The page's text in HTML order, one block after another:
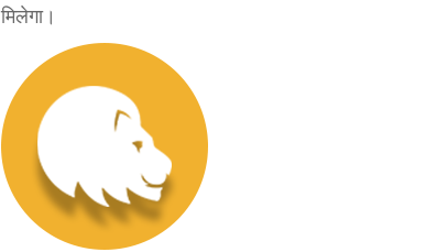
मिलेगा।
बड़े अंतर से जीत हासिल करुँंगी –रेणु दाहाल
6 months ago
काठमांडू, फागुन ४ – चितवन क्षेत्र नम्बर ३ में प्रतिनिधिसभा
सदस्य के रूप में अपनी उम्मीदवारी दे चुकी रेणु दाहाल ने कहा है
कि उन्हें...